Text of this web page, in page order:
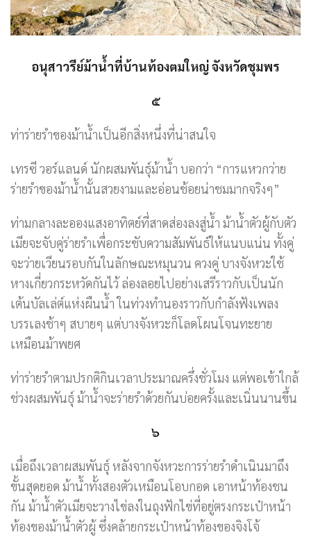
อนุสาวรีย์ม้าน้ำที่บ้านท้องตมใหญ่ จังหวัดชุมพร
๕
ท่าร่ายรำของม้าน้ำเป็นอีกสิ่งหนึ่งที่น่าสนใจ
เทรซี วอร์แลนด์ นัก​ผสม​พันธุ์​ม้า​น้ำ บอก​ว่า “การ​แหวก​ว่าย​
ร่าย​รำ​ของ​ม้า​น้ำ​นั้น​สวย​งามและ​อ่อนช้อย​น่า​ชม​มาก​จริงๆ”
ท่ามกลางละอองแสงอาทิตย์ที่สาดส่องลงสู่น้ำ ม้าน้ำตัวผู้กับตัว
เมียจะจับคู่ร่ายรำเพื่อกระชับความสัมพันธ์ให้แนบแน่น ทั้งคู่
จะว่ายเวียนรอบกันในลักษณะหมุนวน ควงคู่ บางจังหวะใช้
หางเกี่ยวกระหวัดกันไว้ ล่องลอยไปอย่างเสรีราวกับเป็นนัก
เต้นบัลเล่ต์แห่งผืนน้ำ ในท่วงทำนองราวกับกำลังฟังเพลง
บรรเลงช้าๆ สบายๆ แต่บางจังหวะก็โลดโผนโจนทะยาย
เหมือนม้าพยศ
ท่าร่ายรำตามปรกติกินเวลาประมาณครึ่งชั่วโมง แต่พอเข้าใกล้
ช่วงผสมพันธุ์ ม้าน้ำจะร่ายรำด้วยกันบ่อยครั้งและเนิ่นนานขึ้น
๖
เมื่อถึงเวลาผสมพันธุ์ หลังจากจังหวะการร่ายรำดำเนินมาถึง
ขั้นสุดยอด ม้าน้ำทั้งสองตัวเหมือนโอบกอด เอาหน้าท้องชน
กัน ม้าน้ำตัวเมียจะวางไข่ลงในถุงฟักไข่ที่อยู่ตรงกระเป๋าหน้า
ท้องของม้าน้ำตัวผู้ ซึ่งคล้ายกระเป๋าหน้าท้องของจิงโจ้